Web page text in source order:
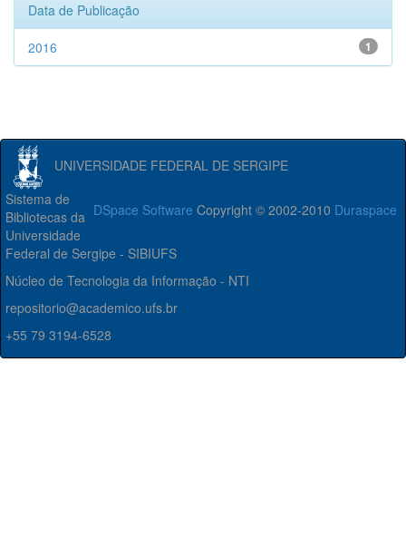
Data de Publicação
1
2016
UNIVERSIDADE FEDERAL DE SERGIPE
DSpace Software Copyright © 2002-2010 Duraspace
Sistema de
Bibliotecas da
Universidade
Federal de Sergipe - SIBIUFS
Núcleo de Tecnologia da Informação - NTI
repositorio@academico.ufs.br
+55 79 3194-6528